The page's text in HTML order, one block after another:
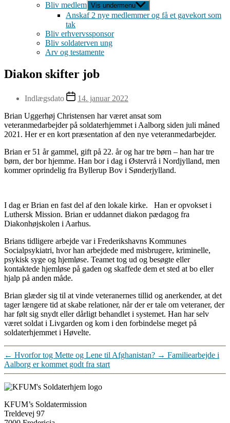
Bliv medlem Vis undermenu
Anskaf 2 nye medlemmer og få et gavekort som
tak
Bliv erhvervssponsor
Bliv soldaterven ung
Arv og testamente
Diakon skifter job
Indlægsdato
14. januar 2022
Brian Uggerhøj Christensen har været ansat som
veteranmedarbejder på soldaterhjemmet i Aalborg siden juli måned
2021. Her er en kort præsentation af den nye veteranmedarbejder.
Brian er 51 år gammel, gift på 22. år og har tre børn – han har tre
børn, der bor hjemme. Han bor i dag i Østervrå i Nordjylland, men
kommer oprindelig fra Byllerup Bov i Sønderjylland.
I dag er Brian en fast del af den lokale kirke. Han er opvokset i
Luthersk Mission. Brian er uddannet diakon pædagog fra
Diakonhøjskolen i Aarhus.
Brians tidligere arbejde var i Frederikshavns Kommunes
Socialpsykiatri, hvor han arbejdede med misbrugere, kriminelle,
psykisk syge og hjemløse. Teamet tog ud og besøgte eller
kontaktede hjemløse på gaden og skaffede dem et sted at bo eller
hjalp på anden måde.
Brian glæder sig til at vinde veteranernes tillid og anerkender, at det
tager længere tid at skabe relationer, når der er tale om veteraner, der
har følt sig snydt eller dårligt behandlet i systemet. Han har selv
været soldat i Livgarden og kom i den forbindelse meget på
soldaterhjemmet i Høvelte.
← Hvorfor tog Mette og Lene til Afghanistan? → Familiearbejde i
Aalborg er kommet godt fra start
KFUM’s Soldatermission
Treldevej 97